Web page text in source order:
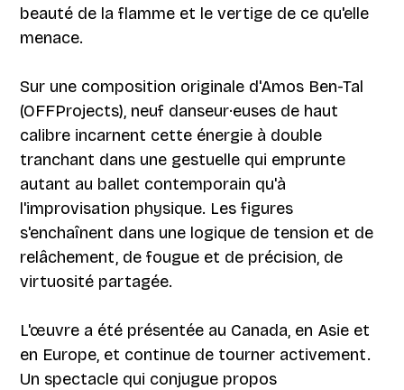
beauté de la flamme et le vertige de ce qu'elle
menace.
Sur une composition originale d'Amos Ben-Tal
(OFFProjects), neuf danseur·euses de haut
calibre incarnent cette énergie à double
tranchant dans une gestuelle qui emprunte
autant au ballet contemporain qu'à
l'improvisation physique. Les figures
s'enchaînent dans une logique de tension et de
relâchement, de fougue et de précision, de
virtuosité partagée.
L'œuvre a été présentée au Canada, en Asie et
en Europe, et continue de tourner activement.
Un spectacle qui conjugue propos